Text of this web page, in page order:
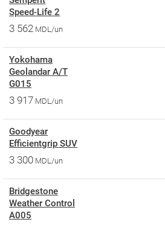
Speed-Life 2
3 562 MDL/un
Yokohama
Geolandar A/T
G015
3 917 MDL/un
Goodyear
Efficientgrip SUV
3 300 MDL/un
Bridgestone
Weather Control
A005